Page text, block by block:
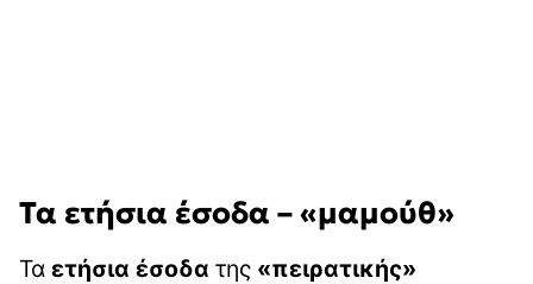
Τα ετήσια έσοδα – «μαμούθ»
Τα ετήσια έσοδα της «πειρατικής»